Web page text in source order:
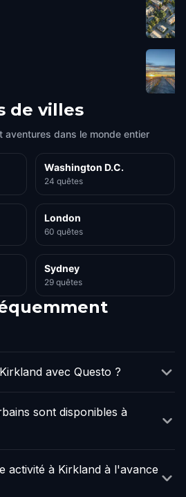
de villes
aventures dans le monde entier
Washington D.C.
24 quêtes
London
60 quêtes
Sydney
29 quêtes
avec Questo ?
sont disponibles à
activité à Kirkland à l'avance